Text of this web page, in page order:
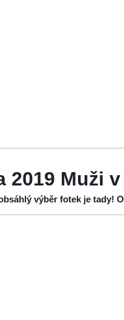
2019 Muži
výběr fotek je tady!